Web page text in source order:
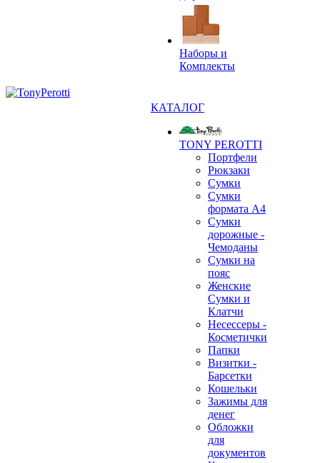
Наборы и
Комплекты
КАТАЛОГ
TONY PEROTTI
Портфели
Рюкзаки
Сумки
Сумки
формата А4
Сумки
дорожные -
Чемоданы
Сумки на
пояс
Женские
Сумки и
Клатчи
Несессеры -
Косметички
Папки
Визитки -
Барсетки
Кошельки
Зажимы для
денег
Обложки
для
документов